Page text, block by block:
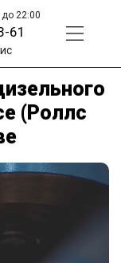
22:00
61
(Роллс